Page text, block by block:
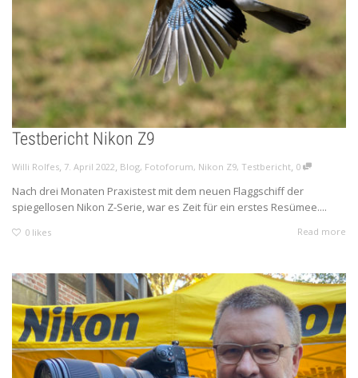
Testbericht Nikon Z9
Willi Rolfes, 7. April 2022, Blog, Fotoforum, Nikon Z9, Testbericht, 0
Nach drei Monaten Praxistest mit dem neuen Flaggschiff der
spiegellosen Nikon Z-Serie, war es Zeit für ein erstes Resümee....
0 likes Read more